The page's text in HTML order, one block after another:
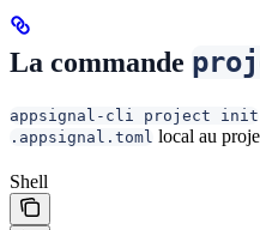
La commande
appsignal-cli project init
.appsignal.toml local au
Shell